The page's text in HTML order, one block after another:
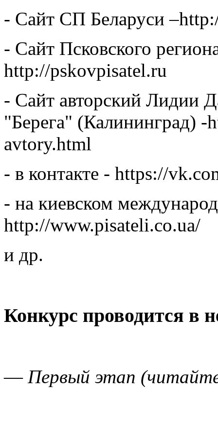
- Сайт СП Беларуси
- Сайт Псковского
http://pskovpisatel.ru
- Сайт авторский Лидии
"Берега" (Калининград)
avtory.html
- в контакте - https://
- на киевском
http://www.pisateli.co.ua/
и др.
Конкурс проводится в
— Первый этап